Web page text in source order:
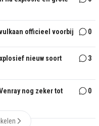
officieel voorbij 0
nieuw soort
3
nog zeker tot
0